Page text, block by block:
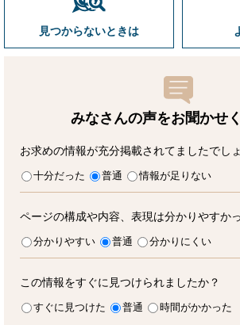
見つからないときは
みなさんの声をお聞かせ
お求めの情報が充分掲載されてましたでし
十分だった 普通 情報が足りない
ページの構成や内容、表現は分かりやすか
分かりやすい 普通 分かりにくい
この情報をすぐに見つけられましたか？
すぐに見つけた 普通 時間がかかった